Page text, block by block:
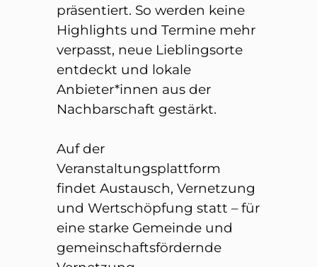
präsentiert. So werden keine
Highlights und Termine mehr
verpasst, neue Lieblingsorte
entdeckt und lokale
Anbieter*innen aus der
Nachbarschaft gestärkt.
Auf der
Veranstaltungsplattform
findet Austausch, Vernetzung
und Wertschöpfung statt – für
eine starke Gemeinde und
gemeinschaftsfördernde